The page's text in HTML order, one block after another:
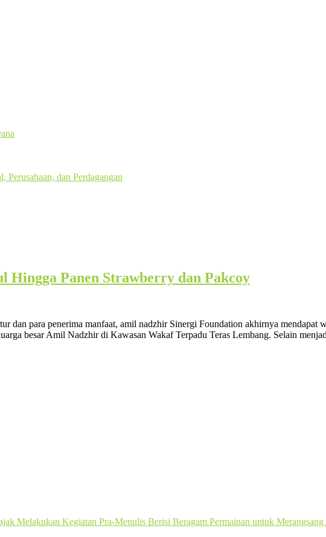
dan Perdagangan
Panen Strawberry dan Pakcoy
dan para penerima manfaat, amil nadzhir Sinergi Foundation akhirnya mendapat
besar Amil Nadzhir di Kawasan Wakaf Terpadu Teras Lembang. Selain
Melakukan Kegiatan Pra-Menulis Berisi Beragam Permainan untuk